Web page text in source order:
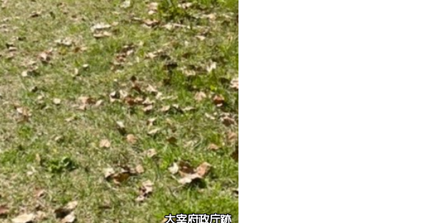
デモデヘブン福生